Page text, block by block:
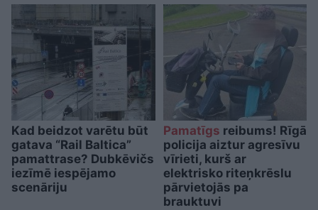
Kad beidzot varētu būt
gatava “Rail Baltica”
pamattrase? Dubkēvičs
iezīmē iespējamo
scenāriju
Pamatīgs reibums! Rīgā
policija aiztur agresīvu
vīrieti, kurš ar
elektrisko riteņkrēslu
pārvietojās pa
brauktuvi